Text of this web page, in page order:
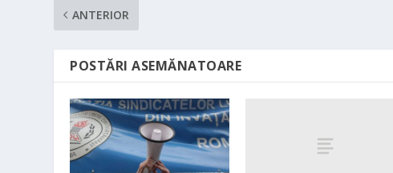
ANTERIOR
POSTĂRI ASEMĂNATOARE